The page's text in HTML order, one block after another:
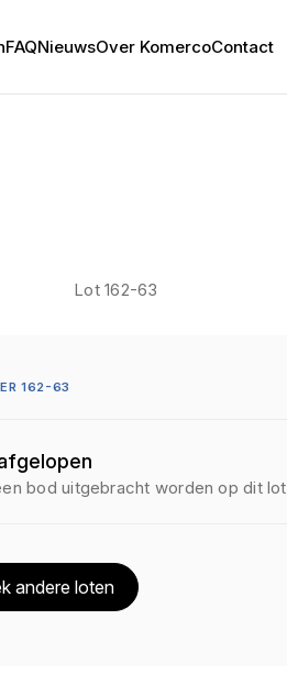
FAQNieuwsOver KomercoContact
Lot 162-63
162-63
bod uitgebracht worden op dit lot
andere loten